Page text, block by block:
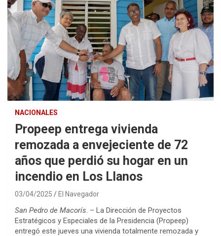
NACIONALES
Propeep entrega vivienda
remozada a envejeciente de 72
años que perdió su hogar en un
incendio en Los Llanos
03/04/2025 El Navegador
San Pedro de Macorís. – La Dirección de Proyectos
Estratégicos y Especiales de la Presidencia (Propeep)
entregó este jueves una vivienda totalmente remozada y